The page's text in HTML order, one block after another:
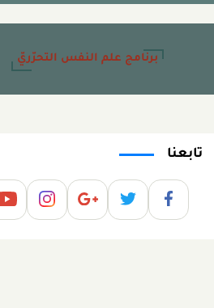
برنامج علم النفس التحرّريّ
تابعنا